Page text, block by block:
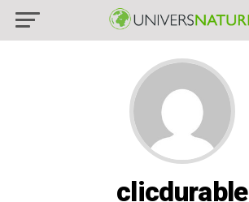
clicdurable